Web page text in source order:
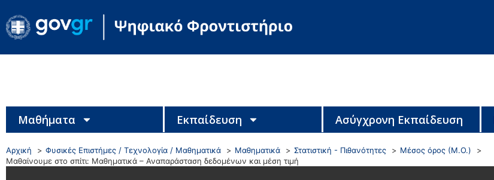
Μαθήματα Εκπαίδευση Ασύγχρονη Εκπαίδευση
Αρχική Φυσικές Επιστήμες / Τεχνολογία / Μαθηματικά Μαθηματικά Στατιστική - Πιθανότητες
Μέσος όρος (Μ.Ο.)
Μαθαίνουμε στο σπίτι: Μαθηματικά – Αναπαράσταση δεδομένων και μέση τιμή